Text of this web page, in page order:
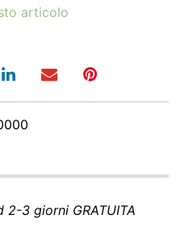
articolo
2-3 giorni GRATUITA